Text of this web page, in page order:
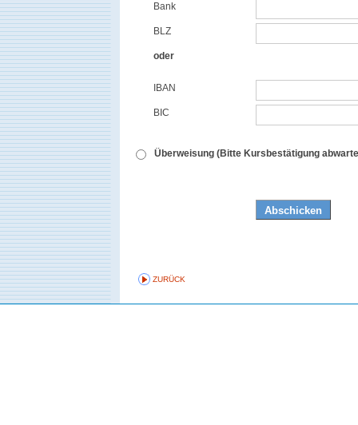
Bank
BLZ
oder
IBAN
BIC
Überweisung (Bitte Kursbestätigung
ZURÜCK